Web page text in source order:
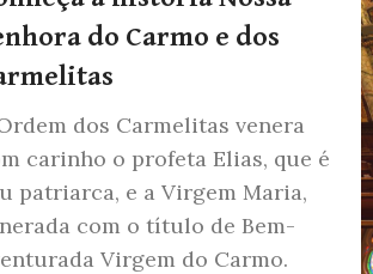
do Carmo e dos
dos Carmelitas venera
carinho o profeta Elias, que é
patriarca, e a Virgem Maria,
com o título de Bem-
Virgem do Carmo.